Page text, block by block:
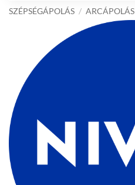
SZÉPSÉGÁPOLÁS / ARCÁPOLÁS